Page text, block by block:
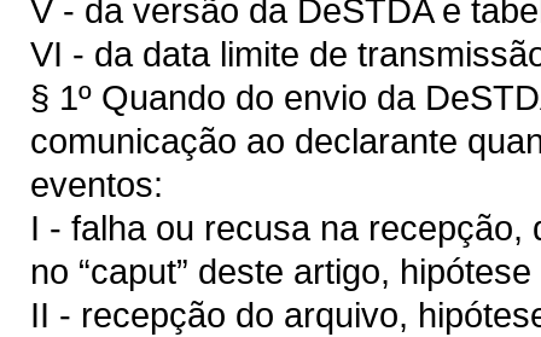
V - da versão da DeSTDA e
VI - da data limite de
§ 1º Quando do envio da
comunicação ao declarante
eventos:
I - falha ou recusa na
no “caput” deste artigo,
II - recepção do arquivo,